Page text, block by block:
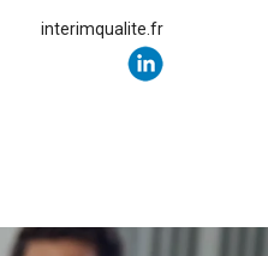
interimqualite.fr